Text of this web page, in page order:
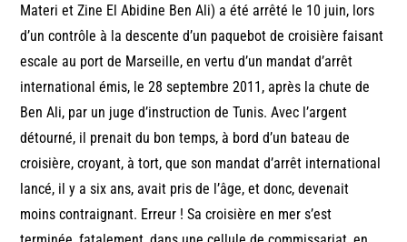
Materi et Zine El Abidine Ben Ali) a été arrêté le 10 juin, lors
d’un contrôle à la descente d’un paquebot de croisière faisant
escale au port de Marseille, en vertu d’un mandat d’arrêt
international émis, le 28 septembre 2011, après la chute de
Ben Ali, par un juge d’instruction de Tunis. Avec l’argent
détourné, il prenait du bon temps, à bord d’un bateau de
croisière, croyant, à tort, que son mandat d’arrêt international
lancé, il y a six ans, avait pris de l’âge, et donc, devenait
moins contraignant. Erreur ! Sa croisière en mer s’est